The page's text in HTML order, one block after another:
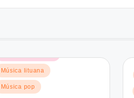
Música lituana
Música pop